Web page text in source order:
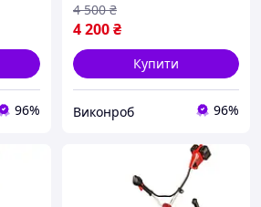
96%
4 200₴
4 500 ₴
Купити
Виконроб 96%